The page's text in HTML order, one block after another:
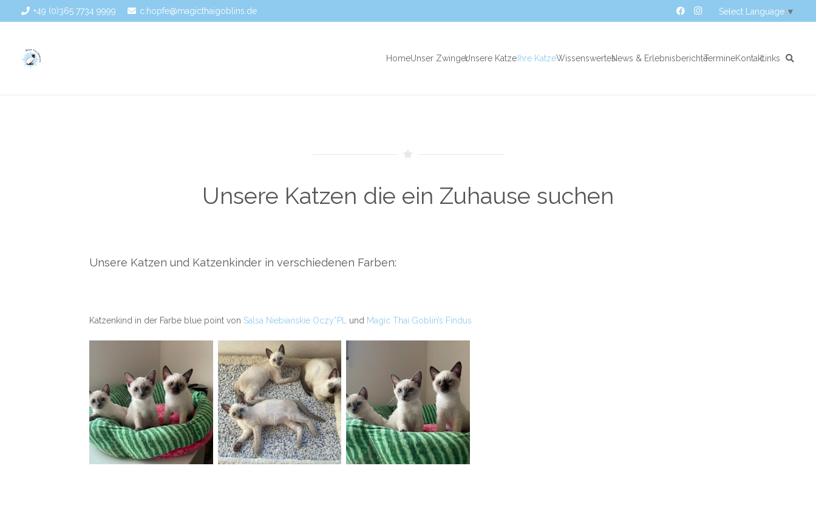
+49 (0)365 7734 9999 c.hopfe@magicthaigoblins.de Select Language ▼
HomeUnser ZwingerUnsere KatzenIhre KatzeWissenswertesNews & ErlebnisberichteTermineKontaktLinks
Unsere Katzen die ein Zuhause suchen
Unsere Katzen und Katzenkinder in verschiedenen Farben:
Katzenkind in der Farbe blue point von Salsa Niebiańskie Oczy*PL und Magic Thai Goblin’s Findus